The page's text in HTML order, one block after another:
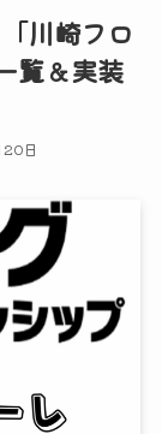
川崎フロ
覧＆実装
日